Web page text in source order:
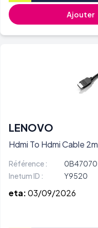
Ajouter
LENOVO
Hdmi To Hdmi Cable 2m
Référence :
0B47070
Inetum ID :
Y9520
eta:03/09/2026